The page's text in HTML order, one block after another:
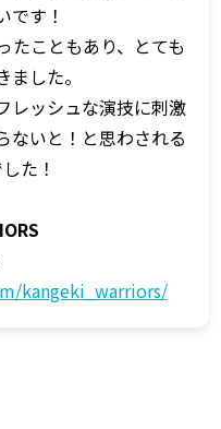
です！
たこともあり、とても
した。
レッシュな演技に刺激
ないと！と思わされる
た！
kangeki_warriors/